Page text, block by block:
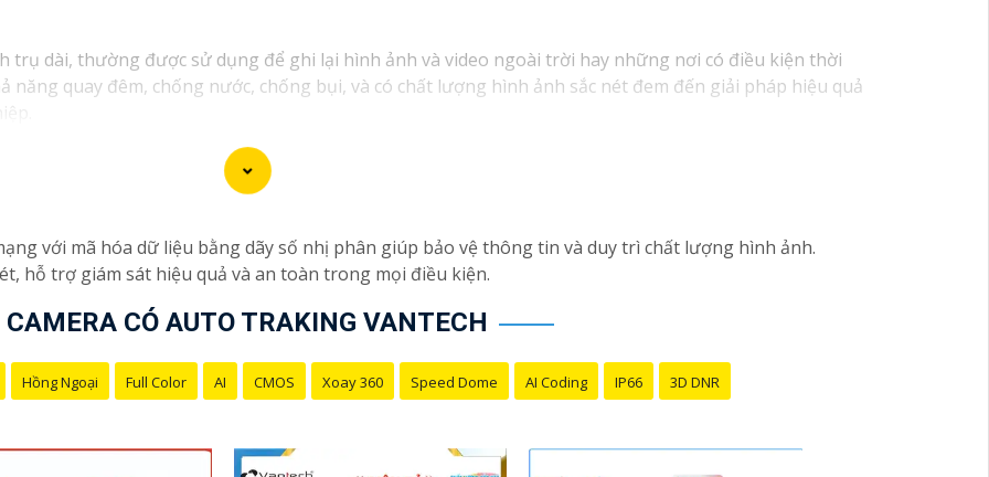
trụ dài, thường được sử dụng để ghi lại hình ảnh và video ngoài trời hay những nơi có điều kiện thời
quay đêm, chống nước, chống bụi, và có chất lượng hình ảnh sắc nét đem đến giải pháp hiệu quả
với mã hóa dữ liệu bằng dãy số nhị phân giúp bảo vệ thông tin và duy trì chất lượng hình ảnh.
hỗ trợ giám sát hiệu quả và an toàn trong mọi điều kiện.
CAMERA CÓ AUTO TRAKING VANTECH
Hồng Ngoại Full Color AI CMOS Xoay 360 Speed Dome AI Coding IP66 3D DNR